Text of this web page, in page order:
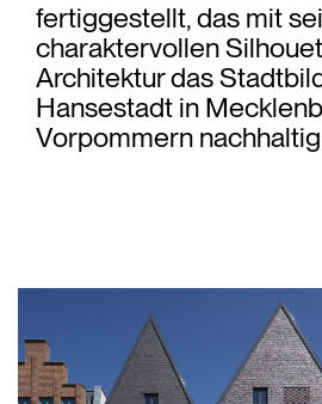
fertiggestellt, das mit
charaktervollen
Architektur das
Hansestadt in
Vorpommern